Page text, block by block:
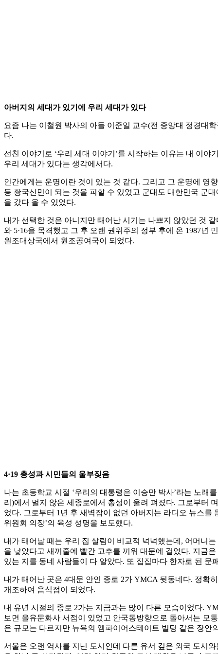
아버지의 세대가 있기에 우리 세대가 있다
요즘 나는 이철원 박사의 아들 이준일 교수(전 중앙대 정경대
다.
선친 이야기로 ‘우리 세대 이야기’를 시작하는 이유는 내 이
우리 세대가 있다는 생각에서다.
인간에게는 운명이란 것이 있는 것 같다. 그리고 그 운명에 영
등 황국신민이 되는 것을 피할 수 있었고 군대도 대한민국 군
을 갔다 올 수 있었다.
내가 선택한 것은 아니지만 태어난 시기는 나쁘지 않았던 것
와 5·16을 목격했고 그 후 오랜 권위주의 정부 후에 온 1987년
원조대상국에서 원조공여국이 되었다.
4·19 총성과 시민들의 울부짖음
나는 초등학교 시절 ‘우리의 대통령은 이승만 박사’라는 노
리)에서 멀지 않은 세종로에서 총성이 울려 펴졌다. 그로부터
었다. 그로부터 1년 후 새벽잠이 없던 아버지는 라디오 뉴스를
위원회 의장’의 육성 성명을 보도했다.
내가 태어날 때는 우리 집 살림이 비교적 넉넉했는데, 어머니
을 낳았다고 새끼줄에 빨간 고추를 끼워 대문에 걸었다. 지금
있는 지를 동네 사람들이 다 알았다. 또 집집마다 한자로 된
내가 태어난 곳은 4대문 안인 종로 2가 YMCA 뒷동네다. 정확
개조하여 음식점이 되었다.
내 유년 시절의 종로 2가는 지금과는 많이 다른 모습이었다.
보면 을유문화사 서점이 있었고 안국동방향으로 돌아서는 모
은 규모는 다르지만 뉴욕의 엠파이어스테이트 빌딩 같은 장안
서울은 오랜 역사를 지닌 도시인데 다른 유서 깊은 외국 도시